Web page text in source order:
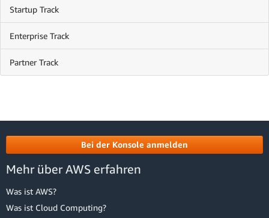
Startup Track
Enterprise Track
Partner Track
Bei der Konsole anmelden
Mehr über AWS erfahren
Was ist AWS?
Was ist Cloud Computing?